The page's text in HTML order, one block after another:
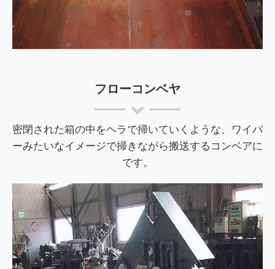
フローコンベヤ
密閉された箱の中をヘラで掃いていくような、ワイパ
ーみたいなイメージで掃きながら搬送するコンベアに
です。